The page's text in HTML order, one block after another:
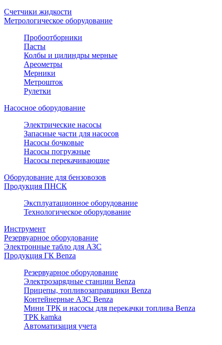
Счетчики жидкости
Метрологическое оборудование
Пробоотборники
Пасты
Колбы и цилиндры мерные
Ареометры
Мерники
Метрошток
Рулетки
Насосное оборудование
Электрические насосы
Запасные части для насосов
Насосы бочковые
Насосы погружные
Насосы перекачивающие
Оборудование для бензовозов
Продукция ПНСК
Эксплуатационное оборудование
Технологическое оборудование
Инструмент
Резервуарное оборудование
Электронные табло для АЗС
Продукция ГК Benza
Резервуарное оборудование
Электрозарядные станции Benza
Прицепы, топливозаправщики Benza
Контейнерные АЗС Benza
Мини ТРК и насосы для перекачки топлива Benza
ТРК kamka
Автоматизация учета